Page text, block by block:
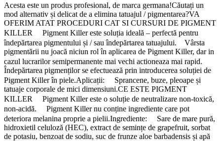
Acesta este un produs profesional, de marca germana!Căutați un
mod alternativ și delicat de a elimina tatuajul / pigmentarea?VA
OFERIM ATAT PROCEDURI CAT SI CURSURI DE PIGMENT
KILLER
Pigment Killer este soluția ideală – perfectă pentru
îndepărtarea pigmentului și / sau îndepărtarea tatuajului.
Vârsta
pigmentării nu joacă niciun rol în aplicarea de Pigment Killer, dar in
cazul lucrarilor semipermanente mai vechi actioneaza mai rapid.
Îndepărtarea pigmenților se efectuează prin introducerea soluției de
Pigment Killer în piele.Aplicații:
Sprancene, buze, pleoape și
tatuaje corporale de mici dimensiuni.CE ESTE PIGMENT
KILLER
Pigment Killer este o soluție de neutralizare non-toxică,
non-acidă.
Pigment Killer nu conține ingrediente care pot
deteriora melanina proprie a pielii.Ingrediente:
Sare de mare pură,
hidroxietil celuloză (HEC), extract de semințe de grapefruit, sorbat
de potasiu, benzoat de sodiu, suc de frunze aloe barbadensis și apă